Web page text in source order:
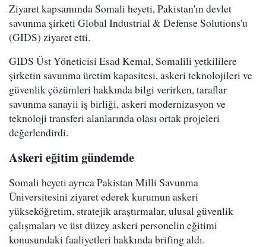
Ziyaret kapsamında Somali heyeti, Pakistan'ın devlet
savunma şirketi Global Industrial & Defense Solutions'u
(GIDS) ziyaret etti.
GIDS Üst Yöneticisi Esad Kemal, Somalili yetkililere
şirketin savunma üretim kapasitesi, askeri teknolojileri ve
güvenlik çözümleri hakkında bilgi verirken, taraflar
savunma sanayii iş birliği, askeri modernizasyon ve
teknoloji transferi alanlarında olası ortak projeleri
değerlendirdi.
Askeri eğitim gündemde
Somali heyeti ayrıca Pakistan Milli Savunma
Üniversitesini ziyaret ederek kurumun askeri
yükseköğretim, stratejik araştırmalar, ulusal güvenlik
çalışmaları ve üst düzey askeri personelin eğitimi
konusundaki faaliyetleri hakkında brifing aldı.